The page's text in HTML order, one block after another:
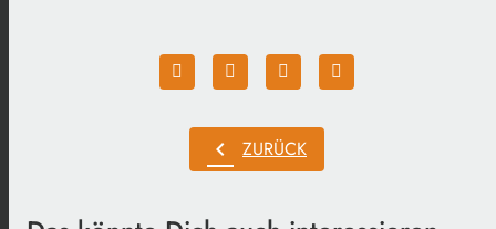
chevron_left ZURÜCK